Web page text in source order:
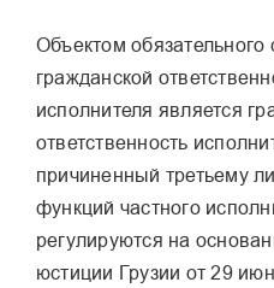
Объектом обязательного
гражданской
исполнителя является
ответственность
причиненный третьему
функций частного
регулируются на
юстиции Грузии от 29